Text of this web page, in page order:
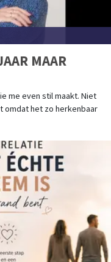
MAAR
me even stil maakt. Niet
omdat het zo herkenbaar